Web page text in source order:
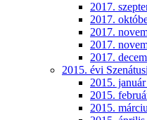
2017.
2017.
2017.
2017.
2017.
2015. évi
2015.
2015.
2015.